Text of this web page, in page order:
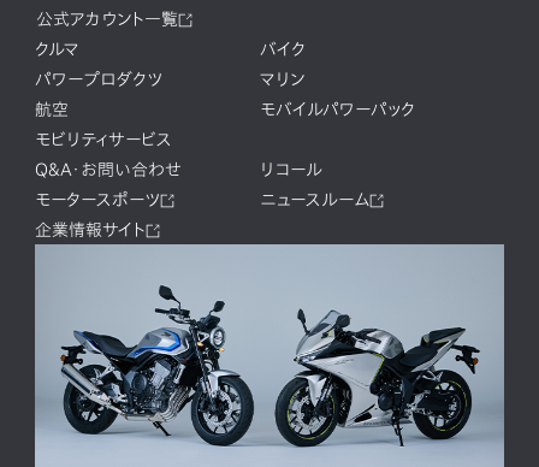
公式アカウント一覧
クルマ
バイク
パワープロダクツ
マリン
航空
モバイルパワーパック
モビリティサービス
Q&A・お問い合わせ
リコール
モータースポーツ
ニュースルーム
企業情報サイト